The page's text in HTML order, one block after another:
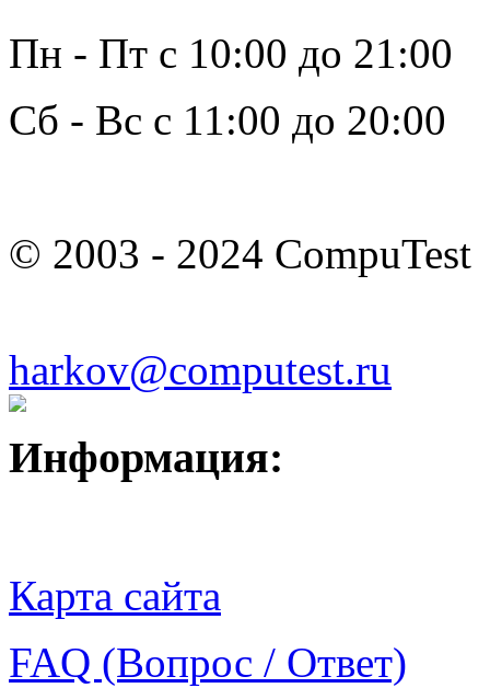
Пн - Пт с 10:00 до 21:00
Сб - Вс с 11:00 до 20:00
© 2003 - 2024 CompuTest
harkov@computest.ru
Информация:
Карта сайта
FAQ (Вопрос / Ответ)